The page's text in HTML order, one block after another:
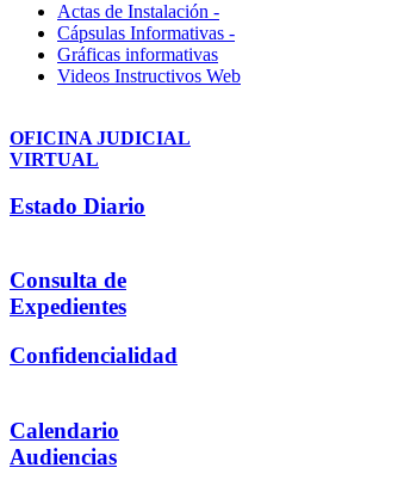
Actas de Instalación -
Cápsulas Informativas -
Gráficas informativas
Videos Instructivos Web
OFICINA JUDICIAL
VIRTUAL
Estado Diario
Consulta de
Expedientes
Confidencialidad
Calendario
Audiencias